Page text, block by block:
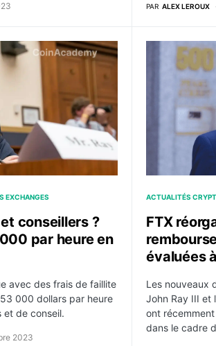
PAR ALEX LEROUX
CFTC ? FTX dépense $53,000 par
EXCHANGES
conseillers ?
par heure en
avec des frais de faillite
000 dollars par heure
et de conseil.
2023
FTX
ACTUALITÉS
FTX
évaluées
Les nouveaux
John Ray III et
ont
dans le cadre